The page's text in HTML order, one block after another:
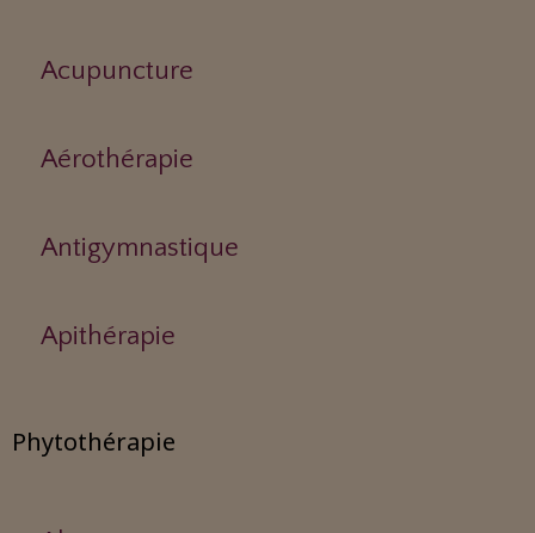
Acupuncture
Aérothérapie
Antigymnastique
Apithérapie
Phytothérapie